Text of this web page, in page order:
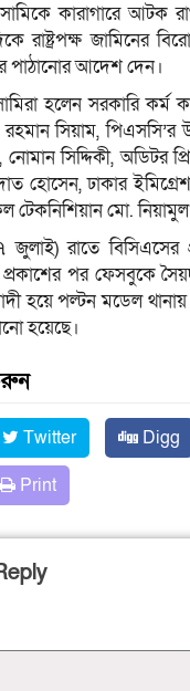
কারাগারে আটক
রাষ্ট্রপক্ষ জামিনের
পাঠানোর আদেশ দেন।
হলেন সরকারি
সিয়াম,
সিদ্দিকী, অডিটর
হোসেন, ঢাকার
টেকনিশিয়ান মো. নিয়ামুল
রাতে বিসিএসের
প্রকাশের পর ফেসবুকে
হয়ে পল্টন মডেল
হয়েছে।
Twitter Digg
Print